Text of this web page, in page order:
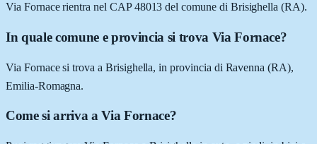
Via Fornace rientra nel CAP 48013 del comune di Brisighella (RA).
In quale comune e provincia si trova Via Fornace?
Via Fornace si trova a Brisighella, in provincia di Ravenna (RA),
Emilia-Romagna.
Come si arriva a Via Fornace?